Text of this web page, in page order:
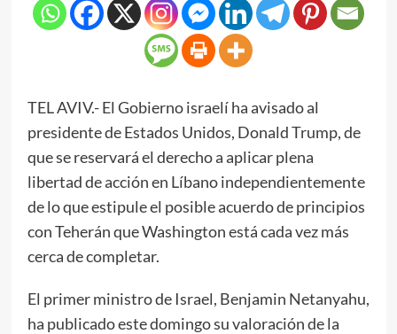
TEL AVIV.- El Gobierno israelí ha avisado al
presidente de Estados Unidos, Donald Trump, de
que se reservará el derecho a aplicar plena
libertad de acción en Líbano independientemente
de lo que estipule el posible acuerdo de principios
con Teherán que Washington está cada vez más
cerca de completar.
El primer ministro de Israel, Benjamin Netanyahu,
ha publicado este domingo su valoración de la